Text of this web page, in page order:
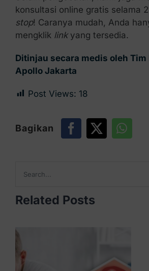
konsultasi online gratis selama
stop! Caranya mudah, Anda
mengklik link yang tersedia.
Ditinjau secara medis oleh
Apollo Jakarta
Post Views: 18
Bagikan
for:
Related Posts